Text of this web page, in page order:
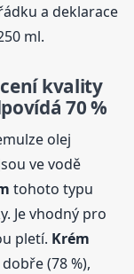
a deklarace
ml.
kvality
70 %
olej
ve vodě
tohoto typu
Je vhodný pro
pletí. Krém
(78 %),